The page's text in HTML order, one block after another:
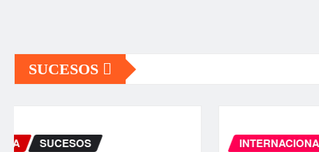
SUCESOS
INTERNACIONAL SUCESOS